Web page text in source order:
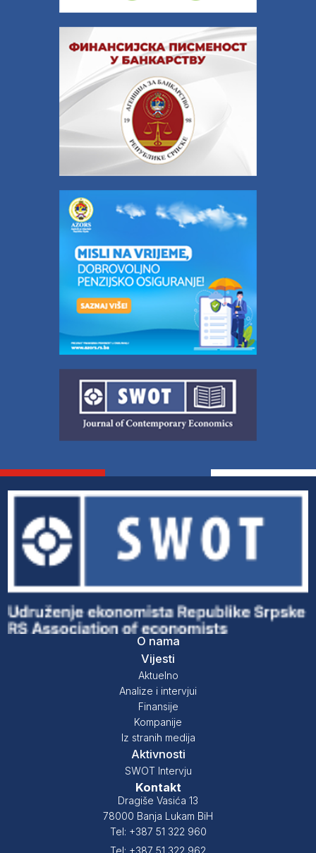
O nama
Vijesti
Aktuelno
Analize i intervjui
Finansije
Kompanije
Iz stranih medija
Aktivnosti
SWOT Intervju
Kontakt
Dragiše Vasića 13
78000 Banja Lukam BiH
Tel: +387 51 322 960
Tel: +387 51 322 962